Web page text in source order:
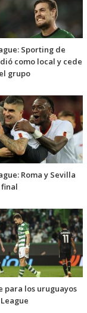
Sporting de
como local y cede
grupo
Roma y Sevilla
para los uruguayos